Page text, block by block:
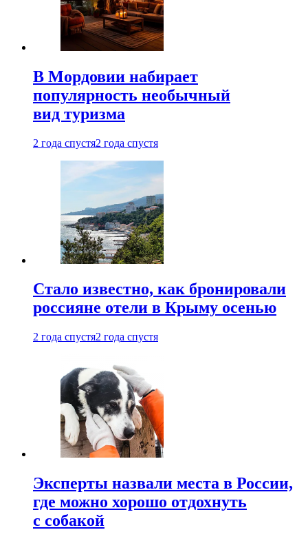
В Мордовии набирает
популярность необычный
вид туризма
2 года спустя2 года спустя
Стало известно, как бронировали
россияне отели в Крыму осенью
2 года спустя2 года спустя
Эксперты назвали места в России,
где можно хорошо отдохнуть
с собакой